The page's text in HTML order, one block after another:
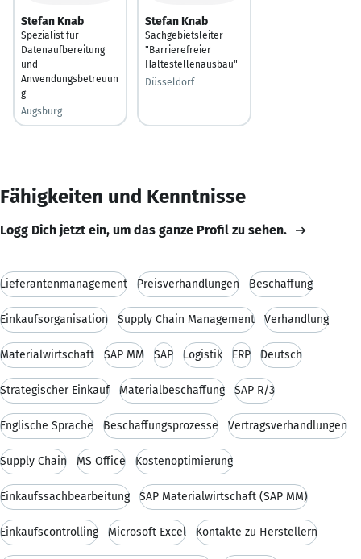
Stefan Knab
Spezialist für
Datenaufbereitung
und
Anwendungsbetreuun
g
Augsburg
Stefan Knab
Sachgebietsleiter
"Barrierefreier
Haltestellenausbau"
Düsseldorf
Fähigkeiten und Kenntnisse
Logg Dich jetzt ein, um das ganze Profil zu sehen.
Lieferantenmanagement Preisverhandlungen Beschaffung
Einkaufsorganisation Supply Chain Management Verhandlung
Materialwirtschaft SAP MM SAP Logistik ERP Deutsch
Strategischer Einkauf Materialbeschaffung SAP R/3
Englische Sprache Beschaffungsprozesse Vertragsverhandlungen
Supply Chain MS Office Kostenoptimierung
Einkaufssachbearbeitung SAP Materialwirtschaft (SAP MM)
Einkaufscontrolling Microsoft Excel Kontakte zu Herstellern